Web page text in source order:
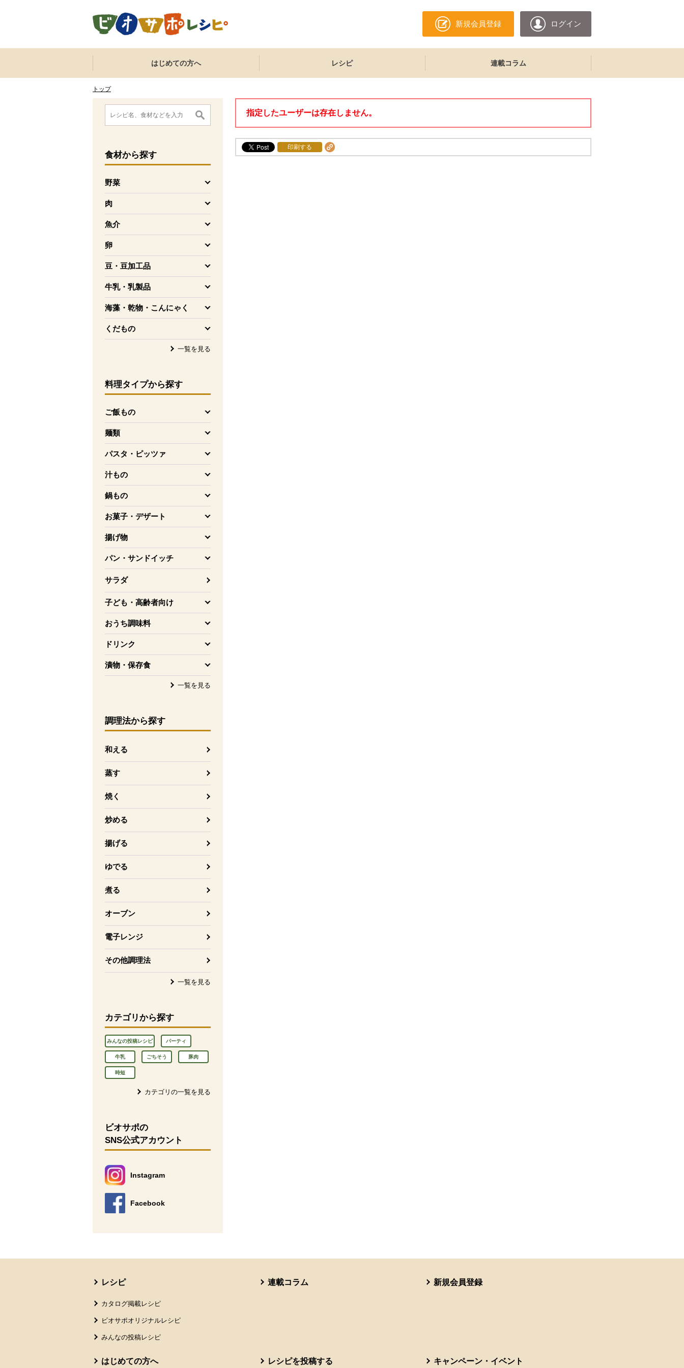
新規会員登録 ログイン
ここからサイト内共通メニューです。
サイト内共通メニューをスキップする
はじめての方へ レシピ 連載コラム
トップ
ここから消費材検索メニューです。
食材から探す
野菜
を開く
肉
を開く
魚介
を開く
卵
を開く
豆・豆加工品
を開く
牛乳・乳製品
を開く
海藻・乾物・こんにゃく
を開く
くだもの
を開く
一覧を見る
料理タイプから探す
ご飯もの
を開く
麺類
を開く
パスタ・ピッツァ
を開く
汁もの
を開く
鍋もの
を開く
お菓子・デザート
を開く
揚げ物
を開く
パン・サンドイッチ
を開く
サラダ
子ども・高齢者向け
を開く
おうち調味料
を開く
ドリンク
を開く
漬物・保存食
を開く
一覧を見る
調理法から探す
和える
蒸す
焼く
炒める
揚げる
ゆでる
煮る
オーブン
電子レンジ
その他調理法
一覧を見る
カテゴリから探す
みんなの投稿レシピ パーティ
牛乳 ごちそう 豚肉
時短
カテゴリの一覧を見る
消費材検索メニューここまで。
ここから本文です。
ビオサポの
SNS公式アカウント
Instagram
別のウィンドウで開きます。
Facebook
別のウィンドウで開きます。
指定したユーザーは存在しません。
印刷する
レシピ
カタログ掲載レシピ
ビオサポオリジナルレシピ
みんなの投稿レシピ
連載コラム 新規会員登録
はじめての方へ レシピを投稿する キャンペーン・イベント